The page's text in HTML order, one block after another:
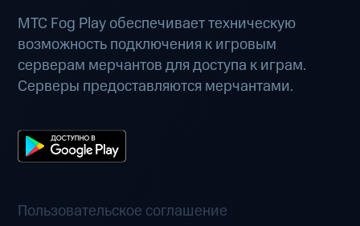
МТС Fog Play обеспечивает техническую
возможность подключения к игровым
серверам мерчантов для доступа к играм.
Серверы предоставляются мерчантами.
Пользовательское соглашение